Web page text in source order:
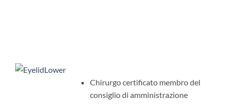
Chirurgo certificato membro del
consiglio di amministrazione